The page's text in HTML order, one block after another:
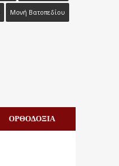
Μονή Βατοπεδίου
ΟΡΘΟΔΟΞΙΑ